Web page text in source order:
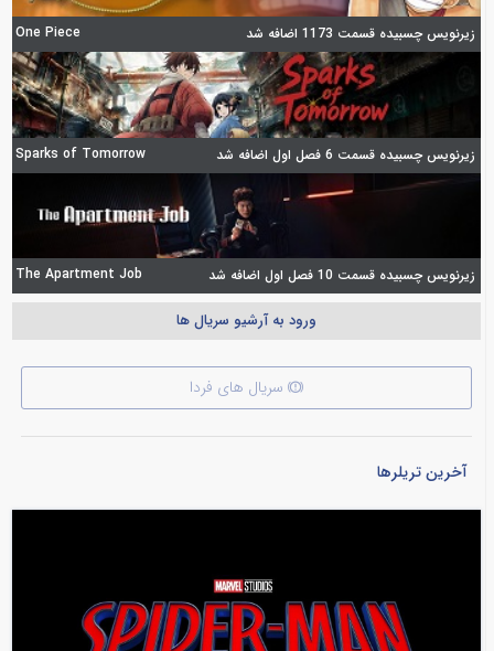
زیرنویس چسبیده قسمت 1173 اضافه شد One Piece
زیرنویس چسبیده قسمت 6 فصل اول اضافه شد Sparks of Tomorrow
زیرنویس چسبیده قسمت 10 فصل اول اضافه شد The Apartment Job
ورود به آرشیو سریال ها
سریال های فردا
آخرین تریلرها